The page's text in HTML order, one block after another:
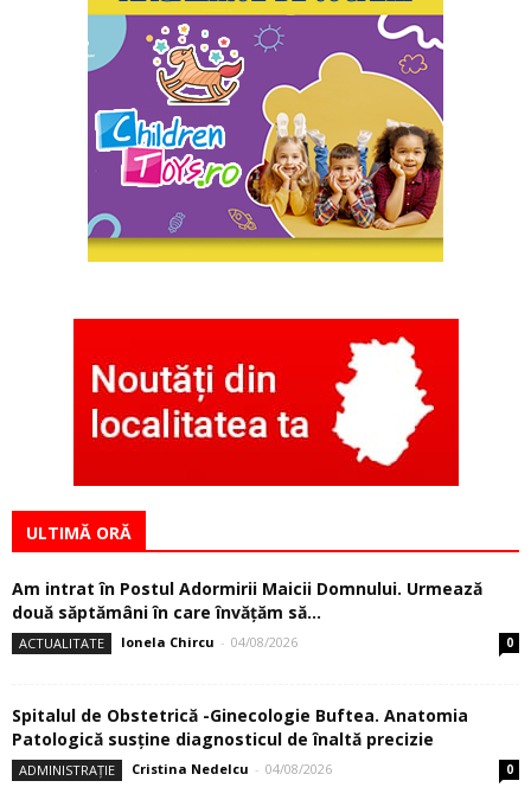
ULTIMĂ ORĂ
Am intrat în Postul Adormirii Maicii Domnului. Urmează
două săptămâni în care învăţăm să...
ACTUALITATE Ionela Chircu - 04/08/2026 0
Spitalul de Obstetrică -Ginecologie Buftea. Anatomia
Patologică susţine diagnosticul de înaltă precizie
ADMINISTRAȚIE Cristina Nedelcu - 04/08/2026 0